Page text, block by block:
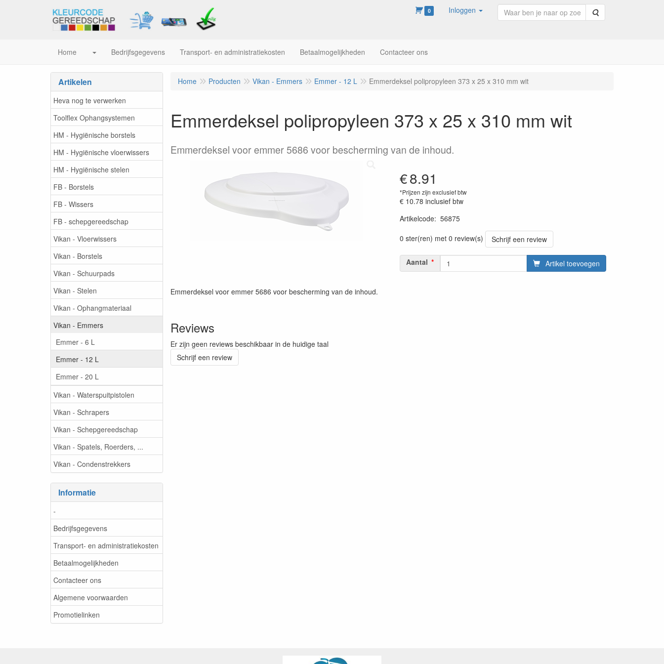
0 Inloggen Zoeken
Home Bedrijfsgegevens Transport- en administratiekosten Betaalmogelijkheden Contacteer ons
Artikelen
Heva nog te verwerken
Toolflex Ophangsystemen
HM - Hygiënische borstels
HM - Hygiënische vloerwissers
HM - Hygiënische stelen
FB - Borstels
FB - Wissers
FB - schepgereedschap
Vikan - Vloerwissers
Vikan - Borstels
Vikan - Schuurpads
Vikan - Stelen
Vikan - Ophangmateriaal
Vikan - Emmers
Emmer - 6 L
Emmer - 12 L
Emmer - 20 L
Vikan - Waterspuitpistolen
Vikan - Schrapers
Vikan - Schepgereedschap
Vikan - Spatels, Roerders, ...
Vikan - Condenstrekkers
Informatie
-
Bedrijfsgegevens
Transport- en administratiekosten
Betaalmogelijkheden
Contacteer ons
Algemene voorwaarden
Promotielinken
Home Producten Vikan - Emmers Emmer - 12 L Emmerdeksel polipropyleen 373 x 25 x 310 mm wit
Emmerdeksel polipropyleen 373 x 25 x 310 mm wit
Emmerdeksel voor emmer 5686 voor bescherming van de inhoud.
€8.91
*Prijzen zijn exclusief btw
€ 10.78 inclusief btw
Artikelcode: 56875
0 ster(ren) met 0 review(s)
Schrijf een review
Aantal Artikel toevoegen
Emmerdeksel voor emmer 5686 voor bescherming van de inhoud.
Reviews
Er zijn geen reviews beschikbaar in de huidige taal
Schrijf een review